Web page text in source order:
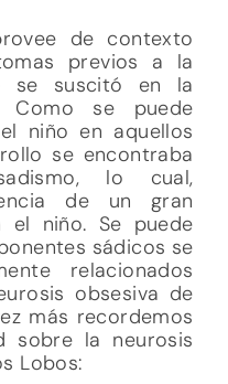
de contexto
previos a la
se suscitó en la
Como se puede
niño en aquellos
se encontraba
lo cual,
de un gran
el niño. Se puede
sádicos se
relacionados
obsesiva de
más recordemos
sobre la neurosis
Lobos: